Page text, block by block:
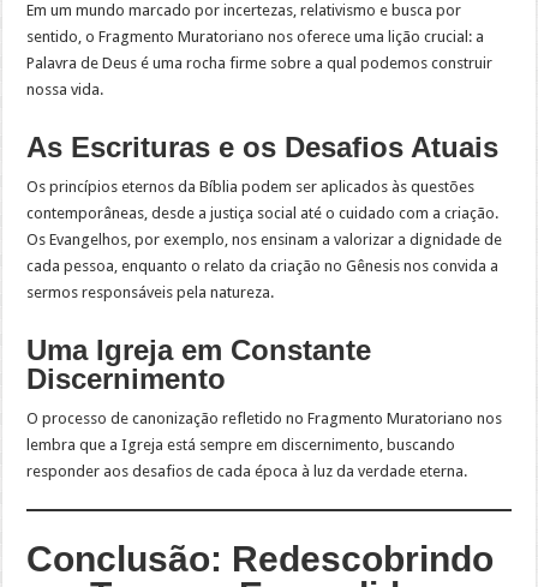
Em um mundo marcado por incertezas, relativismo e busca por
sentido, o Fragmento Muratoriano nos oferece uma lição crucial: a
Palavra de Deus é uma rocha firme sobre a qual podemos construir
nossa vida.
As Escrituras e os Desafios Atuais
Os princípios eternos da Bíblia podem ser aplicados às questões
contemporâneas, desde a justiça social até o cuidado com a criação.
Os Evangelhos, por exemplo, nos ensinam a valorizar a dignidade de
cada pessoa, enquanto o relato da criação no Gênesis nos convida a
sermos responsáveis pela natureza.
Uma Igreja em Constante
Discernimento
O processo de canonização refletido no Fragmento Muratoriano nos
lembra que a Igreja está sempre em discernimento, buscando
responder aos desafios de cada época à luz da verdade eterna.
Conclusão: Redescobrindo